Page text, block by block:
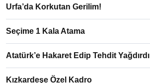
Urfa’da Korkutan Gerilim!
Seçime 1 Kala Atama
Atatürk’e Hakaret Edip Tehdit Yağdırdı
Kızkardeşe Özel Kadro